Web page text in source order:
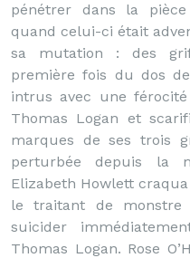
pénétrer dans la
quand celui-ci était
sa mutation : des
première fois du dos
intrus avec une
Thomas Logan et
marques de ses trois
perturbée depuis la
Elizabeth Howlett
le traitant de
suicider
Thomas Logan. Rose